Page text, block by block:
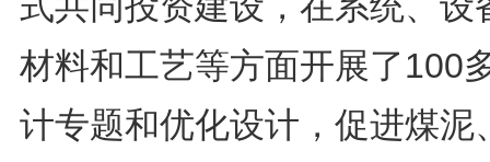
材料和工艺等方面开展了100
计专题和优化设计，促进煤泥